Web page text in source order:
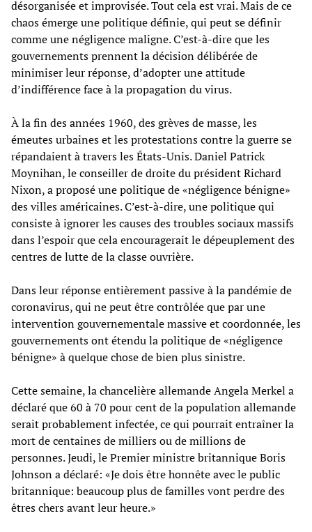
désorganisée et improvisée. Tout cela est vrai. Mais de ce
chaos émerge une politique définie, qui peut se définir
comme une négligence maligne. C’est-à-dire que les
gouvernements prennent la décision délibérée de
minimiser leur réponse, d’adopter une attitude
d’indifférence face à la propagation du virus.
À la fin des années 1960, des grèves de masse, les
émeutes urbaines et les protestations contre la guerre se
répandaient à travers les États-Unis. Daniel Patrick
Moynihan, le conseiller de droite du président Richard
Nixon, a proposé une politique de «négligence bénigne»
des villes américaines. C’est-à-dire, une politique qui
consiste à ignorer les causes des troubles sociaux massifs
dans l’espoir que cela encouragerait le dépeuplement des
centres de lutte de la classe ouvrière.
Dans leur réponse entièrement passive à la pandémie de
coronavirus, qui ne peut être contrôlée que par une
intervention gouvernementale massive et coordonnée, les
gouvernements ont étendu la politique de «négligence
bénigne» à quelque chose de bien plus sinistre.
Cette semaine, la chancelière allemande Angela Merkel a
déclaré que 60 à 70 pour cent de la population allemande
serait probablement infectée, ce qui pourrait entraîner la
mort de centaines de milliers ou de millions de
personnes. Jeudi, le Premier ministre britannique Boris
Johnson a déclaré: «Je dois être honnête avec le public
britannique: beaucoup plus de familles vont perdre des
êtres chers avant leur heure.»